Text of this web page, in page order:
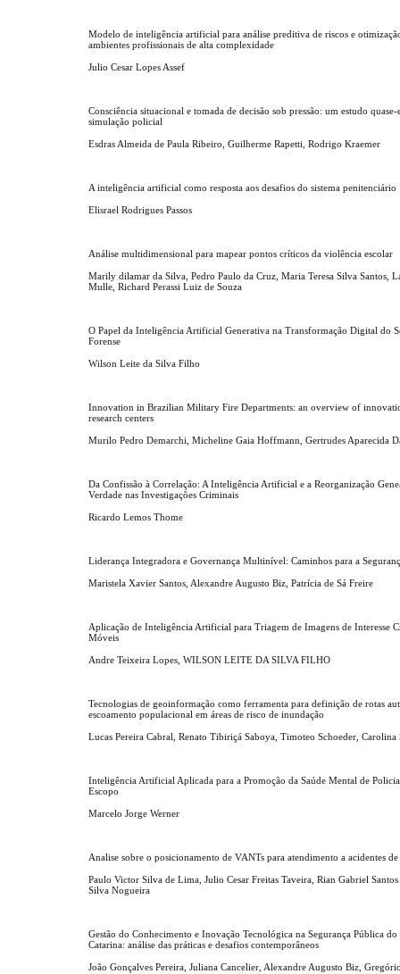
Modelo de inteligência artificial para análise preditiva de riscos e
ambientes profissionais de alta complexidade
Julio Cesar Lopes Assef
Consciência situacional e tomada de decisão sob pressão: um estudo
simulação policial
Esdras Almeida de Paula Ribeiro, Guilherme Rapetti, Rodrigo Kraemer
A inteligência artificial como resposta aos desafios do sistema penitenciário
Elisrael Rodrigues Passos
Análise multidimensional para mapear pontos críticos da violência escolar
Marily dilamar da Silva, Pedro Paulo da Cruz, Maria Teresa Silva Santos,
Mulle, Richard Perassi Luiz de Souza
O Papel da Inteligência Artificial Generativa na Transformação Digital do
Forense
Wilson Leite da Silva Filho
Innovation in Brazilian Military Fire Departments: an overview of
research centers
Murilo Pedro Demarchi, Micheline Gaia Hoffmann, Gertrudes Aparecida
Da Confissão à Correlação: A Inteligência Artificial e a Reorganização
Verdade nas Investigações Criminais
Ricardo Lemos Thome
Liderança Integradora e Governança Multinível: Caminhos para a
Maristela Xavier Santos, Alexandre Augusto Biz, Patrícia de Sá Freire
Aplicação de Inteligência Artificial para Triagem de Imagens de Interesse
Móveis
Andre Teixeira Lopes, WILSON LEITE DA SILVA FILHO
Tecnologias de geoinformação como ferramenta para definição de rotas
escoamento populacional em áreas de risco de inundação
Lucas Pereira Cabral, Renato Tibiriçá Saboya, Timoteo Schoeder, Carolina
Inteligência Artificial Aplicada para a Promoção da Saúde Mental de
Escopo
Marcelo Jorge Werner
Analise sobre o posicionamento de VANTs para atendimento a acidentes
Paulo Victor Silva de Lima, Julio Cesar Freitas Taveira, Rian Gabriel
Silva Nogueira
Gestão do Conhecimento e Inovação Tecnológica na Segurança Pública do
Catarina: análise das práticas e desafios contemporâneos
João Gonçalves Pereira, Juliana Cancelier, Alexandre Augusto Biz,